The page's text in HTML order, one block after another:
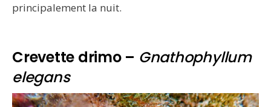
principalement la nuit.
Crevette drimo – Gnathophyllum
elegans